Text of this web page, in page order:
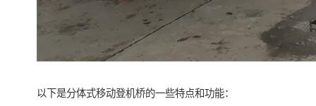
以下是分体式移动登机桥的一些特点和功能：